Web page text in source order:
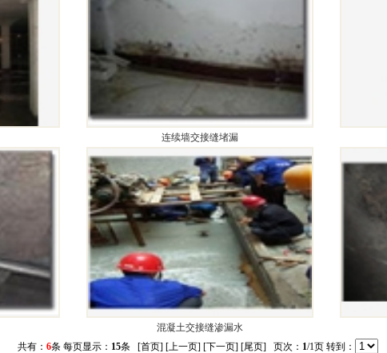
连续墙交接缝堵漏
混凝土交接缝渗漏水
共有： 6条 每页显示： 15条 [首页] [上一页] [下一页] [尾页] 页次： 1/1页 转到：